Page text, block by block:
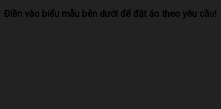
Điền vào biểu mẫu bên dưới để đặt áo theo yêu cầu!